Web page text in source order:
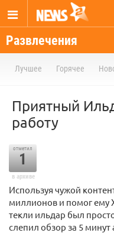
Развлечения
Лучшее Горячее
Приятный
работу
отметил
1
в архиве
Используя чужой
миллионов и помог ему
текли ильдар был
слепил обзор за 5